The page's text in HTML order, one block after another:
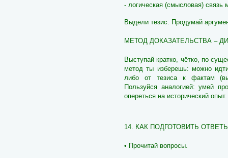
- логическая (смысловая) связь
Выдели тезис. Продумай
МЕТОД ДОКАЗАТЕЛЬСТВА –
Выступай кратко, чётко, по
метод ты изберешь: можно
либо от тезиса к фактам
Пользуйся аналогией: умей
опереться на исторический опыт.
14. КАК ПОДГОТОВИТЬ
• Прочитай вопросы.